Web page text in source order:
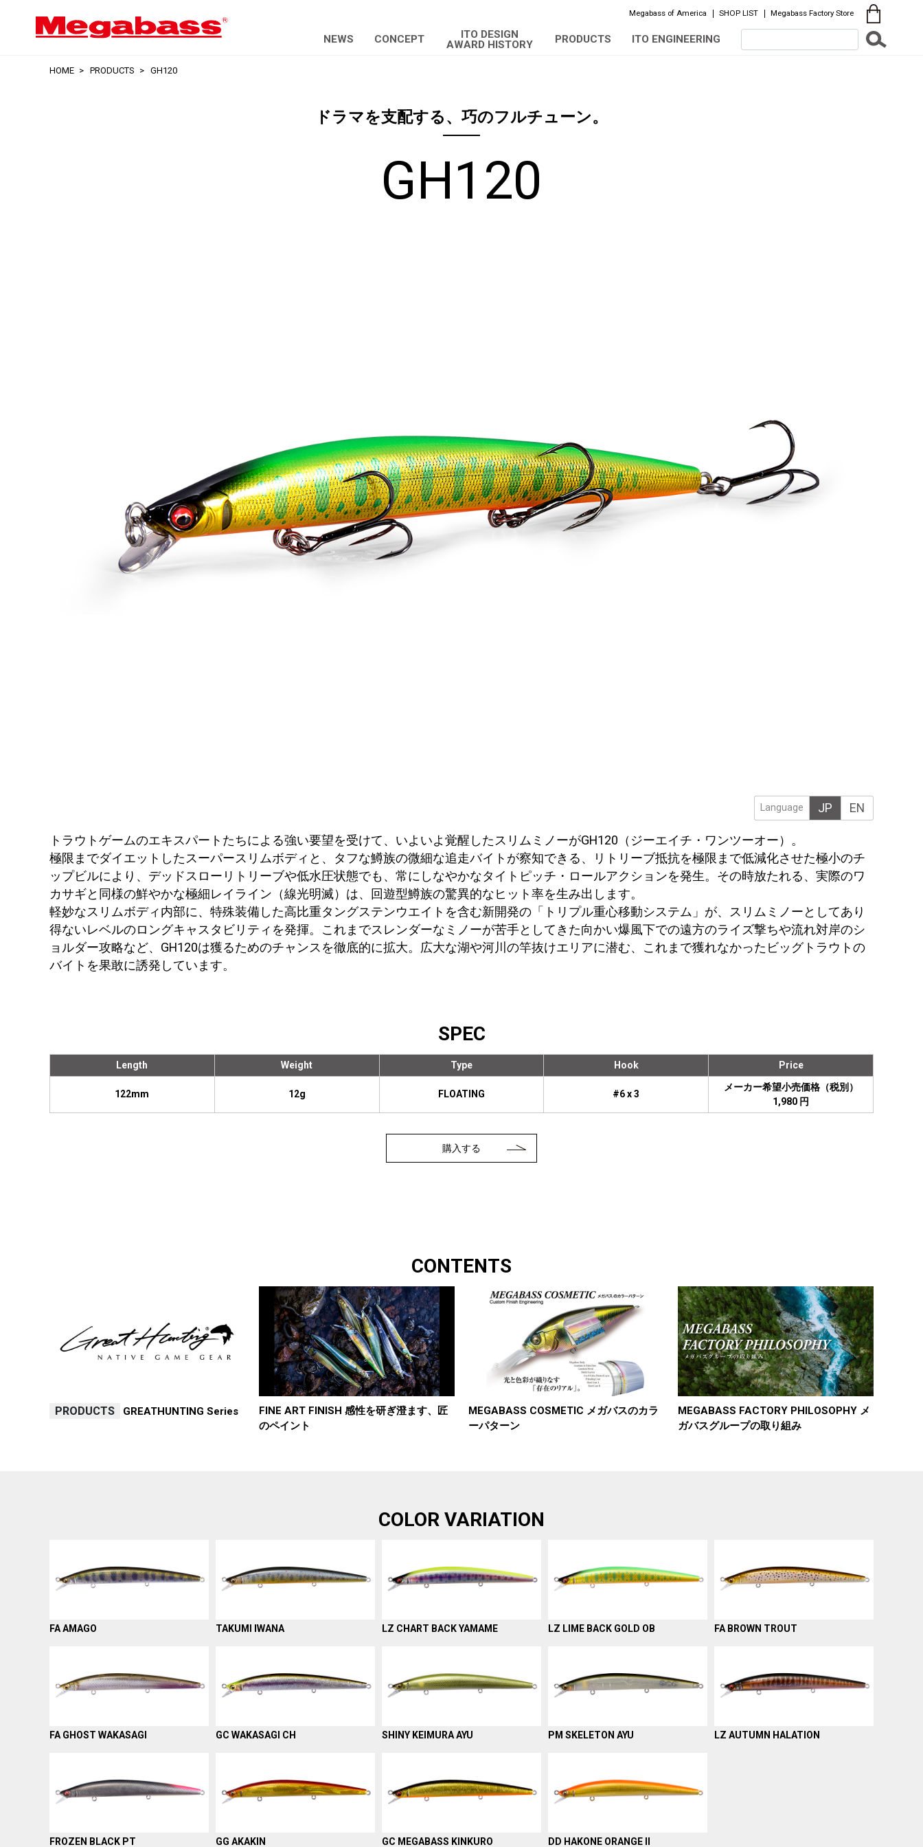
Megabass of America SHOP LIST Megabass Factory Store
NEWS CONCEPT
ITO DESIGN
AWARD HISTORY
PRODUCTS ITO ENGINEERING
HOME PRODUCTS GH120
ドラマを支配する、巧のフルチューン。
GH120
Language JP EN
トラウトゲームのエキスパートたちによる強い要望を受けて、いよいよ覚醒したスリムミノーがGH120（ジーエイチ・ワンツーオー）。
極限までダイエットしたスーパースリムボディと、タフな鱒族の微細な追走バイトが察知できる、リトリーブ抵抗を極限まで低減化させた極小のチ
ップビルにより、デッドスローリトリーブや低水圧状態でも、常にしなやかなタイトピッチ・ロールアクションを発生。その時放たれる、実際のワ
カサギと同様の鮮やかな極細レイライン（線光明滅）は、回遊型鱒族の驚異的なヒット率を生み出します。
軽妙なスリムボディ内部に、特殊装備した高比重タングステンウエイトを含む新開発の「トリプル重心移動システム」が、スリムミノーとしてあり
得ないレベルのロングキャスタビリティを発揮。これまでスレンダーなミノーが苦手としてきた向かい爆風下での遠方のライズ撃ちや流れ対岸のシ
ョルダー攻略など、GH120は獲るためのチャンスを徹底的に拡大。広大な湖や河川の竿抜けエリアに潜む、これまで獲れなかったビッグトラウトの
バイトを果敢に誘発しています。
SPEC
Length
122mm
Weight
12g
Type
FLOATING
Hook
#6 x 3
Price
メーカー希望小売価格（税別）
1,980 円
購入する
CONTENTS
PRODUCTS GREATHUNTING Series
FINE ART FINISH 感性を研ぎ澄ます、匠
のペイント
MEGABASS COSMETIC メガバスのカラ
ーパターン
MEGABASS FACTORY PHILOSOPHY メ
ガバスグループの取り組み
COLOR VARIATION
FA AMAGO TAKUMI IWANA LZ CHART BACK YAMAME LZ LIME BACK GOLD OB FA BROWN TROUT
FA GHOST WAKASAGI GC WAKASAGI CH SHINY KEIMURA AYU PM SKELETON AYU LZ AUTUMN HALATION
FROZEN BLACK PT GG AKAKIN GC MEGABASS KINKURO DD HAKONE ORANGE II